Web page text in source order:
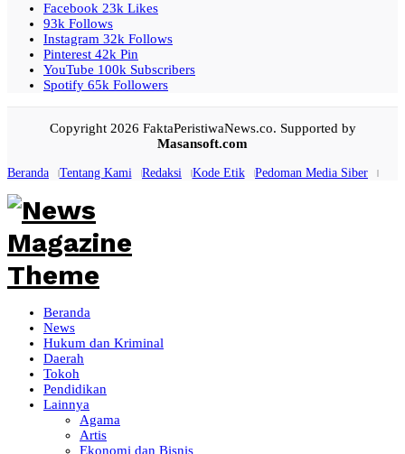
Facebook 23k Likes
93k Follows
Instagram 32k Follows
Pinterest 42k Pin
YouTube 100k Subscribers
Spotify 65k Followers
Copyright 2026 FaktaPeristiwaNews.co. Supported by
Masansoft.com
Beranda Tentang Kami Redaksi Kode Etik Pedoman Media Siber
Beranda
News
Hukum dan Kriminal
Daerah
Tokoh
Pendidikan
Lainnya
Agama
Artis
Ekonomi dan Bisnis